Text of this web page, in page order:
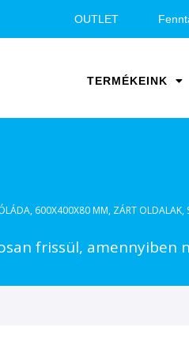
OUTLET
TERMÉKEINK
600X400X80 MM, ZÁRT OLDALAK,
frissül, amennyiben